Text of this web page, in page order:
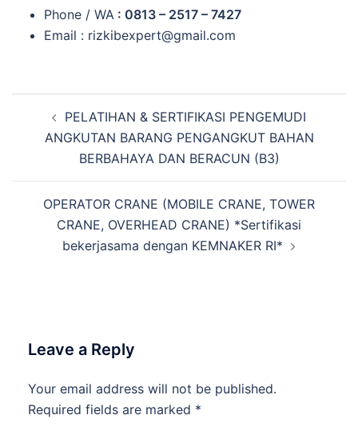
Phone / WA : 0813 – 2517 – 7427
Email : rizkibexpert@gmail.com
navigationPELATIHAN & SERTIFIKASI PENGEMUDI
ANGKUTAN BARANG PENGANGKUT BAHAN
BERBAHAYA DAN BERACUN (B3)
OPERATOR CRANE (MOBILE CRANE, TOWER
CRANE, OVERHEAD CRANE) *Sertifikasi
bekerjasama dengan KEMNAKER RI*
Leave a Reply
Your email address will not be published.
Required fields are marked *